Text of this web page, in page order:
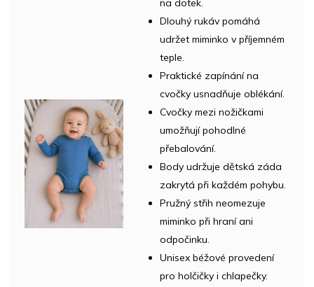
na dotek.
Dlouhý rukáv pomáhá
udržet miminko v příjemném
teple.
Praktické zapínání na
cvočky usnadňuje oblékání.
Cvočky mezi nožičkami
umožňují pohodlné
přebalování.
Body udržuje dětská záda
zakrytá při každém pohybu.
Pružný střih neomezuje
miminko při hraní ani
odpočinku.
Unisex béžové provedení
pro holčičky i chlapečky.